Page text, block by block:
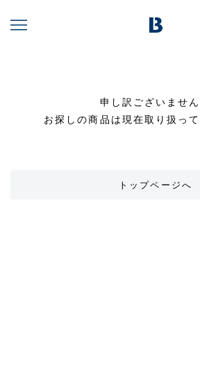
申し訳ございません
お探しの商品は現在取り扱って
トップページへ